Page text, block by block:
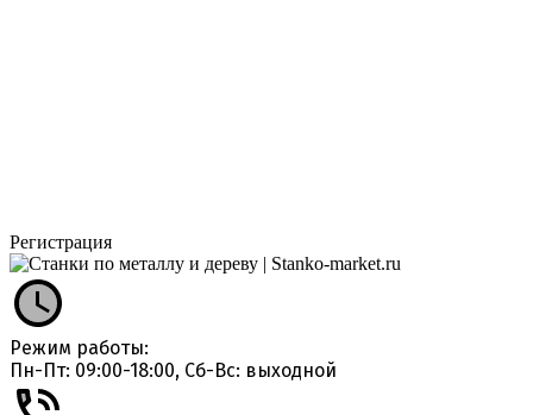
Регистрация
Режим работы:
Пн-Пт: 09:00-18:00, Сб-Вс: выходной